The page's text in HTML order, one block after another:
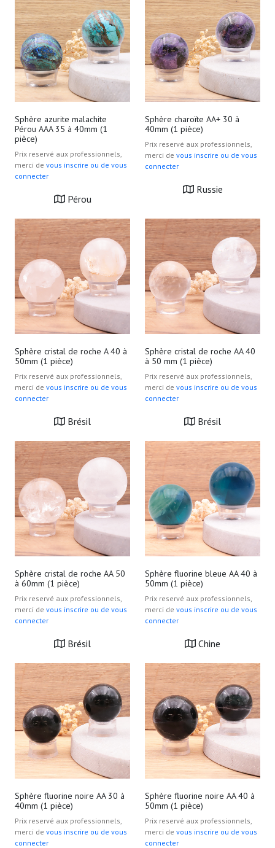
Sphère azurite malachite
Pérou AAA 35 à 40mm (1
pièce)
Prix reservé aux professionnels,
merci de vous inscrire ou de vous
connecter
Pérou
Sphère charoïte AA+ 30 à
40mm (1 pièce)
Prix reservé aux professionnels,
merci de vous inscrire ou de vous
connecter
Russie
Sphère cristal de roche A 40 à
50mm (1 pièce)
Prix reservé aux professionnels,
merci de vous inscrire ou de vous
connecter
Brésil
Sphère cristal de roche AA 40
à 50 mm (1 pièce)
Prix reservé aux professionnels,
merci de vous inscrire ou de vous
connecter
Brésil
Sphère cristal de roche AA 50
à 60mm (1 pièce)
Prix reservé aux professionnels,
merci de vous inscrire ou de vous
connecter
Brésil
Sphère fluorine bleue AA 40 à
50mm (1 pièce)
Prix reservé aux professionnels,
merci de vous inscrire ou de vous
connecter
Chine
Sphère fluorine noire AA 30 à
40mm (1 pièce)
Prix reservé aux professionnels,
merci de vous inscrire ou de vous
connecter
Sphère fluorine noire AA 40 à
50mm (1 pièce)
Prix reservé aux professionnels,
merci de vous inscrire ou de vous
connecter